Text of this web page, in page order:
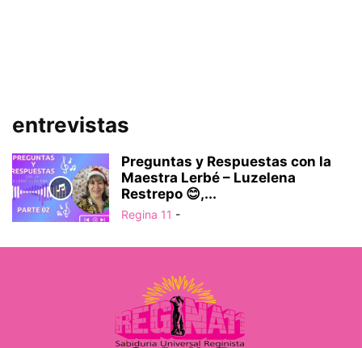
entrevistas
Preguntas y Respuestas con la
Maestra Lerbé – Luzelena
Restrepo 😊,...
Regina 11 -